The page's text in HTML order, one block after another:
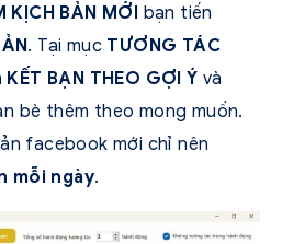
KỊCH BẢN MỚI bạn tiến
. Tại mục TƯƠNG TÁC
KẾT BẠN THEO GỢI Ý và
bè thêm theo mong muốn.
facebook mới chỉ nên
mỗi ngày.